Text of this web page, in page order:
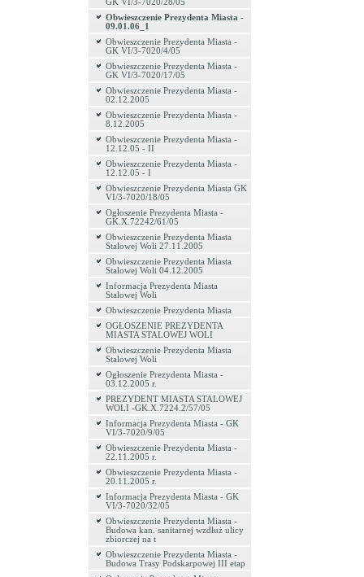
GK VI/3-7020/28/05
Obwieszczenie Prezydenta Miasta -
09.01.06_1
Obwieszczenie Prezydenta Miasta -
GK VI/3-7020/4/05
Obwieszczenie Prezydenta Miasta -
GK VI/3-7020/17/05
Obwieszczenie Prezydenta Miasta -
02.12.2005
Obwieszczenie Prezydenta Miasta -
8.12.2005
Obwieszczenie Prezydenta Miasta -
12.12.05 - II
Obwieszczenie Prezydenta Miasta -
12.12.05 - I
Obwieszczenie Prezydenta Miasta GK
VI/3-7020/18/05
Ogłoszenie Prezydenta Miasta -
GK.X.72242/61/05
Obwieszczenie Prezydenta Miasta
Stalowej Woli 27.11.2005
Obwieszczenie Prezydenta Miasta
Stalowej Woli 04.12.2005
Informacja Prezydenta Miasta
Stalowej Woli
Obwieszczenie Prezydenta Miasta
OGŁOSZENIE PREZYDENTA
MIASTA STALOWEJ WOLI
Obwieszczenie Prezydenta Miasta
Stalowej Woli
Ogłoszenie Prezydenta Miasta -
03.12.2005 r.
PREZYDENT MIASTA STALOWEJ
WOLI -GK.X.7224.2/57/05
Informacja Prezydenta Miasta - GK
VI/3-7020/9/05
Obwieszczenie Prezydenta Miasta -
22.11.2005 r.
Obwieszczenie Prezydenta Miasta -
20.11.2005 r.
Informacja Prezydenta Miasta - GK
VI/3-7020/32/05
Obwieszczenie Prezydenta Miasta -
Budowa kan. sanitarnej wzdłuż ulicy
zbiorczej na t
Obwieszczenie Prezydenta Miasta -
Budowa Trasy Podskarpowej III etap